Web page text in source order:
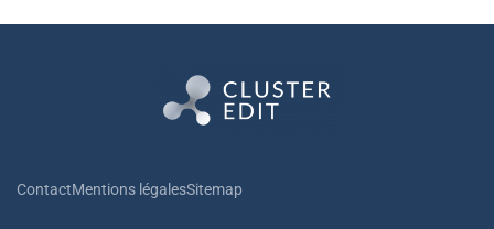
ContactMentions légalesSitemap